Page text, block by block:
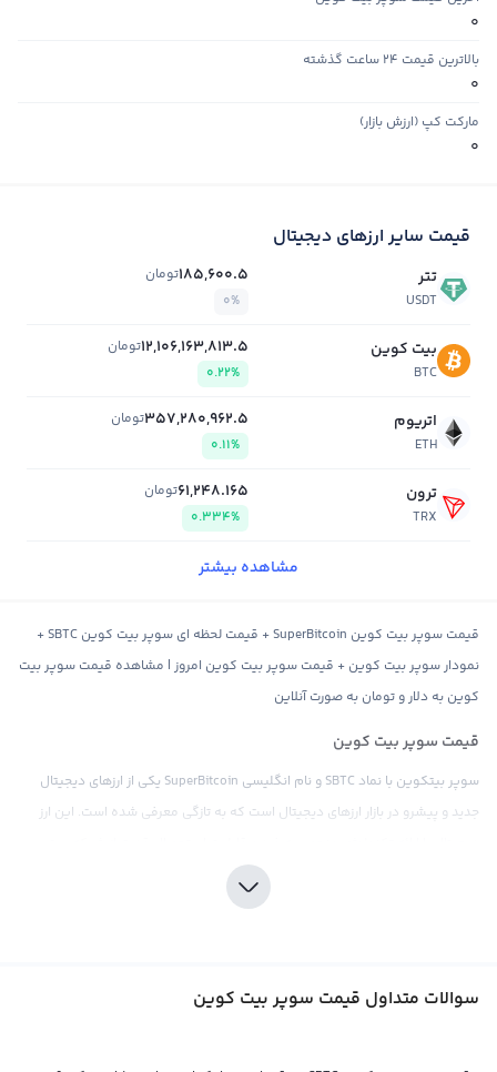
0
بالاترین قیمت ۲۴ ساعت گذشته
0
مارکت کپ (ارزش بازار)
0
قیمت سایر ارزهای دیجیتال
تتر
USDT
185,600.5تومان
0%
بیت کوین
BTC
12,106,163,813.5تومان
0.22%
اتریوم
ETH
357,280,962.5تومان
0.11%
ترون
TRX
61,248.165تومان
0.334%
مشاهده بیشتر
قیمت سوپر بیت کوین SuperBitcoin + قیمت لحظه ای سوپر بیت کوین SBTC +
نمودار سوپر بیت کوین + قیمت سوپر بیت کوین امروز | مشاهده قیمت سوپر بیت
کوین به دلار و تومان به صورت آنلاین
قیمت سوپر بیت کوین
سوپر بیتکوین با نماد SBTC و نام انگلیسی SuperBitcoin یکی از ارزهای دیجیتال
جدید و پیشرو در بازار ارزهای دیجیتال است که به تازگی معرفی شده است. این ارز
کوین، به رقابت با ارزهای موجود در بازار می‌پردازد و امیدوار است که توانایی بیشتری
در کارکردن به عنوان ارز دیجیتال بهتر و بسیاری از نقاط ضعف و محدودیت‌های بیت
در صرافی‌های بین‌المللی معامله می‌شود. برخی از تحلیل‌گران بازار ارز دیجیتال
سوالات متداول قیمت سوپر بیت کوین